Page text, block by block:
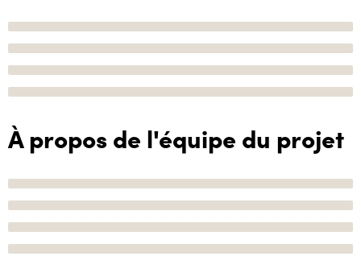
À propos de l'équipe du projet